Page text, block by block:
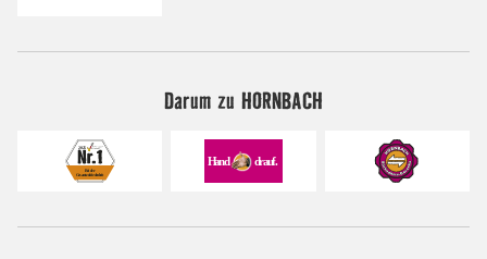
Darum zu HORNBACH